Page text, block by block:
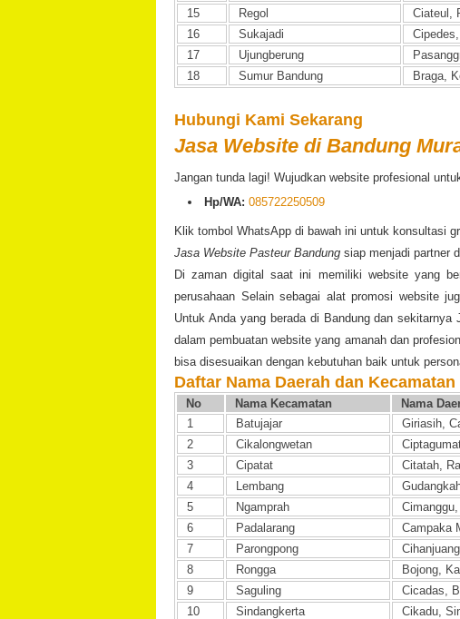
15
Regol
Ciateul,
16
Sukajadi
17
Ujungberung
18
Sumur Bandung Braga,
Hubungi Kami Sekarang
Jasa Website di Bandung
Jangan tunda lagi! Wujudkan website profesional
Hp/WA: 085722250509
Klik tombol WhatsApp di bawah ini untuk konsultasi
Jasa Website Pasteur Bandung siap menjadi partner
Di zaman digital saat ini memiliki website yang
perusahaan Selain sebagai alat promosi website
Untuk Anda yang berada di Bandung dan
dalam pembuatan website yang amanah dan
bisa disesuaikan dengan kebutuhan baik untuk
Daftar Nama Daerah dan
No Nama Kecamatan
Nama
1
Batujajar
Giriasih,
2
Cikalongwetan
3
Cipatat
Citatah,
4
Lembang
5
Ngamprah
6
Padalarang
Campaka
7
Parongpong
8
Rongga
Bojong,
9
Saguling
Cicadas,
10
Sindangkerta Cikadu,